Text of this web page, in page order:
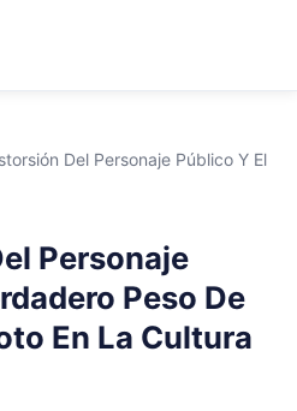
Del Personaje Público Y El
Personaje
Peso De
En La Cultura